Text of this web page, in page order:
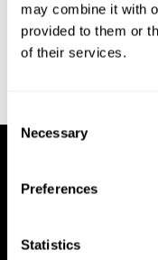
may combine it with
provided to them or
of their services.
Selection
Necessary
Preferences
Statistics
Kaplan, E., Goodglass,
Test. Philadelphia: Lea &